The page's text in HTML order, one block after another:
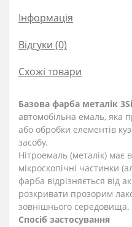
Інформація
Відгуки (0)
Схожі товари
Базова фарба металік
автомобільна емаль, яка
або обробки елементів
засобу.
Нітроемаль (металік) має
мікроскопічні частинки
фарба відрізняється від
розкривати прозорим
зовнішнього середовища.
Спосіб застосування